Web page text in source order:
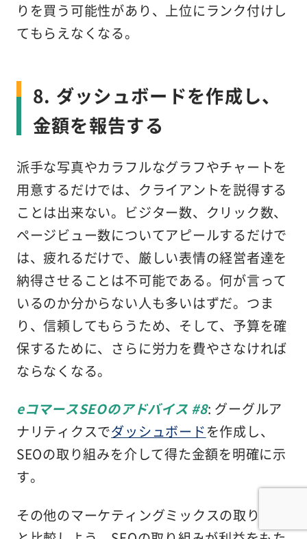
りを買う可能性があり、上位にランク付けし
てもらえなくなる。
8. ダッシュボードを作成し、
金額を報告する
派手な写真やカラフルなグラフやチャートを
用意するだけでは、クライアントを説得する
ことは出来ない。ビジター数、クリック数、
ページビュー数についてアピールするだけで
は、疲れるだけで、厳しい表情の経営者達を
納得させることは不可能である。何が言って
いるのか分からない人も多いはずだ。つま
り、信頼してもらうため、そして、予算を確
保するために、さらに労力を費やさなければ
ならなくなる。
eコマースSEOのアドバイス #8: グーグルア
ナリティクスでダッシュボードを作成し、
SEOの取り組みを介して得た金額を明確に示
す。
その他のマーケティングミックスの取り組み